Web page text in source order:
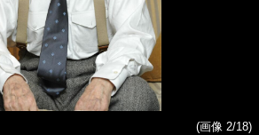
(画像 2/18)